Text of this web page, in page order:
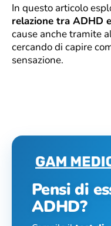
In questo articolo
relazione tra ADHD
cause anche tramite
cercando di capire
sensazione.
Pensi di
ADHD?